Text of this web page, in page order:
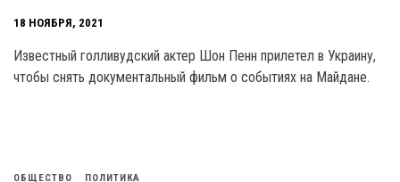
18 НОЯБРЯ, 2021
Известный голливудский актер Шон Пенн прилетел в Украину,
чтобы снять документальный фильм о событиях на Майдане.
ОБЩЕСТВО ПОЛИТИКА